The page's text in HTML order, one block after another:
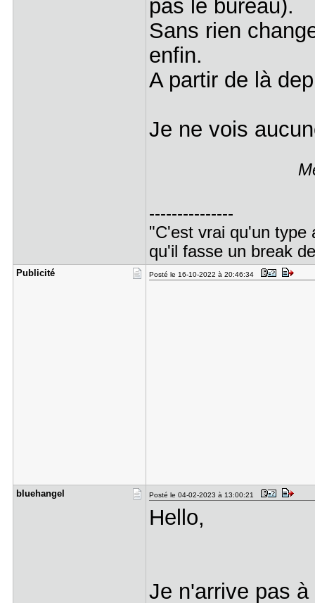
pas le bureau).
Sans rien
enfin.
A partir de là
Je ne vois
---------------
"C'est vrai qu'un type
qu'il fasse un break
Publicité Posté le 16-10-2022 à 20:46:34
bluehangel Posté le 04-02-2023 à 13:00:21
Hello,
Je n'arrive pas